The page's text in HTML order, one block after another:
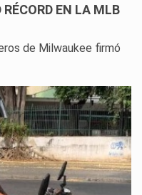
EN LA MLB
de Milwaukee firmó